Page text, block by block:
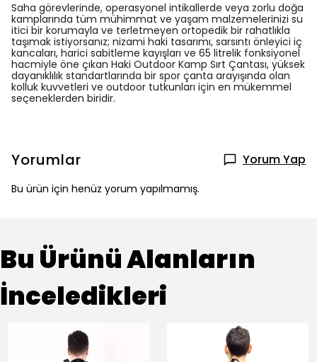
Saha görevlerinde, operasyonel intikallerde veya zorlu doğa
kamplarında tüm mühimmat ve yaşam malzemelerinizi su
itici bir korumayla ve terletmeyen ortopedik bir rahatlıkla
taşımak istiyorsanız; nizami haki tasarımı, sarsıntı önleyici iç
kancaları, harici sabitleme kayışları ve 65 litrelik fonksiyonel
hacmiyle öne çıkan Haki Outdoor Kamp Sırt Çantası, yüksek
dayanıklılık standartlarında bir spor çanta arayışında olan
kolluk kuvvetleri ve outdoor tutkunları için en mükemmel
seçeneklerden biridir.
Yorumlar Yorum Yap
Bu ürün için henüz yorum yapılmamış.
Bu Ürünü Alanların
İnceledikleri